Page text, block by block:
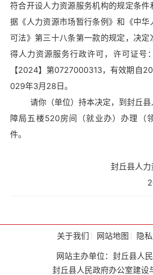
符合开设人力资源服务机构的规定条件
据《人力资源市场暂行条例》和《中华
可法》第三十八条第一款的规定，决定
得人力资源服务行政许可，许可证号
【2024】第0727000313，有效期自
029年3月28日。
请你（单位）持本决定，到封丘县
障局五楼520房间（就业办）办理（
件。
封丘县人
2024年
关于我们 网站地图
隐
网站主办单位：封丘县人
封丘县人民政府办公室建设